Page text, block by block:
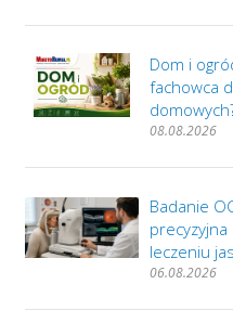
Dom i
fachowca
08.08.2026
Badanie
leczeniu
06.08.2026